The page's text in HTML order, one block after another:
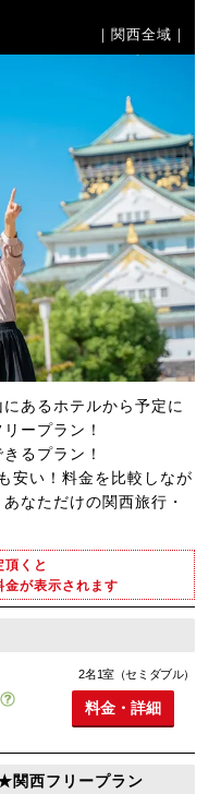
｜関西全域｜
あるホテルから予定に
ープラン！
るプラン！
安い！料金を比較しなが
なただけの関西旅行・
頂くと
金が表示されます
2名1室（セミダブル）
料金・詳細
関西フリープラン